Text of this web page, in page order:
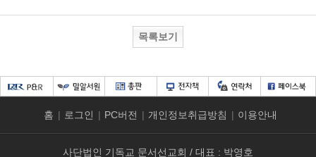
목록보기
홈 | 로그인 | PC버전 | 개인정보취급방침 | 이용안내
사단법인 기독교 문서선교회 / 대표 : 박영호